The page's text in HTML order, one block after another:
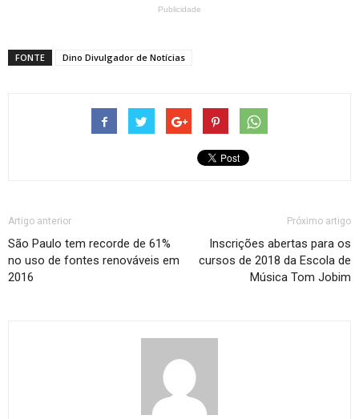
Publicidade
FONTE Dino Divulgador de Notícias
Artigo anterior
São Paulo tem recorde de 61%
no uso de fontes renováveis em
2016
Próximo artigo
Inscrições abertas para os
cursos de 2018 da Escola de
Música Tom Jobim